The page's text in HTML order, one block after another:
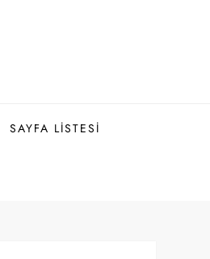
SAYFA LISTESI